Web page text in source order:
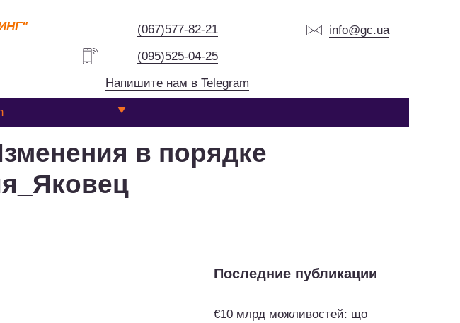
(067)577-82-21
(095)525-04-25
Напишите нам в Telegram
info@gc.ua
в порядке
Последние публикации
€10 млрд можливостей: що